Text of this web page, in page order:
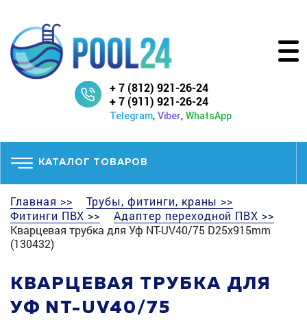
+ 7 (812) 921-26-24
+ 7 (911) 921-26-24
Telegram, Viber, WhatsApp
КАТАЛОГ ТОВАРОВ
Главная >>
Трубы, фитинги, краны >>
Фитинги ПВХ >>
Адаптер переходной ПВХ >>
Кварцевая трубка для Уф NT-UV40/75 D25x915mm
(130432)
КВАРЦЕВАЯ ТРУБКА ДЛЯ
УФ NT-UV40/75